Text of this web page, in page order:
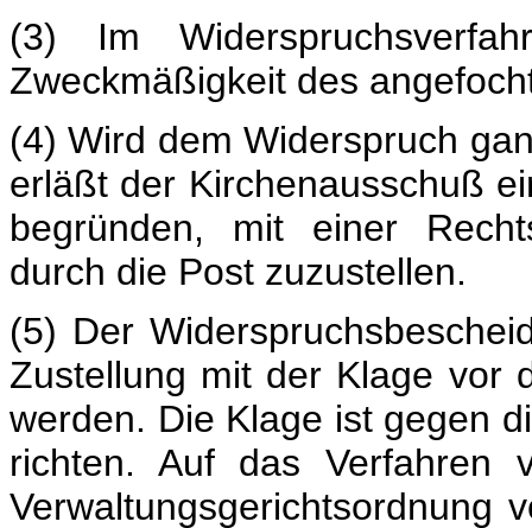
(3) Im
Zweckmäßigkeit des
(4) Wird dem Widerspruch
erläßt der Kirchenausschuß
begründen, mit einer
durch die Post zuzustellen.
(5) Der
Zustellung mit der Klage vor
werden. Die Klage ist gegen
richten. Auf das Verfahren
Verwaltungsgerichtsordnung